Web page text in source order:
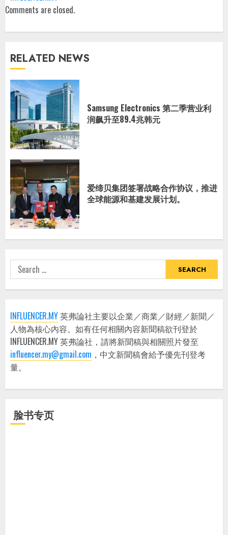
Comments are closed.
RELATED NEWS
Samsung Electronics 第二季营业利
润飙升至89.4兆韩元
爱缔贝集团签署战略合作协议，推进
全球能源和基建发展计划。
Search
for:
INFLUENCER.MY英弗論社主要以企業／商業／財經／新聞／
人物為核心內容。如有任何相關內容新聞稿欲刊登於
INFLUENCER.MY 英弗論社，請將新聞稿與相關照片發至
influencer.my@gmail.com ，中文新聞稿會給予優先刊登考
量。
脸书专页